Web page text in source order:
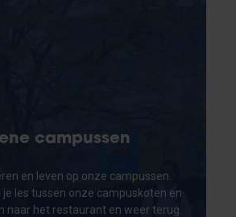
campussen
en leven op onze campussen.
les tussen onze campuskoten en
naar het restaurant en weer terug.